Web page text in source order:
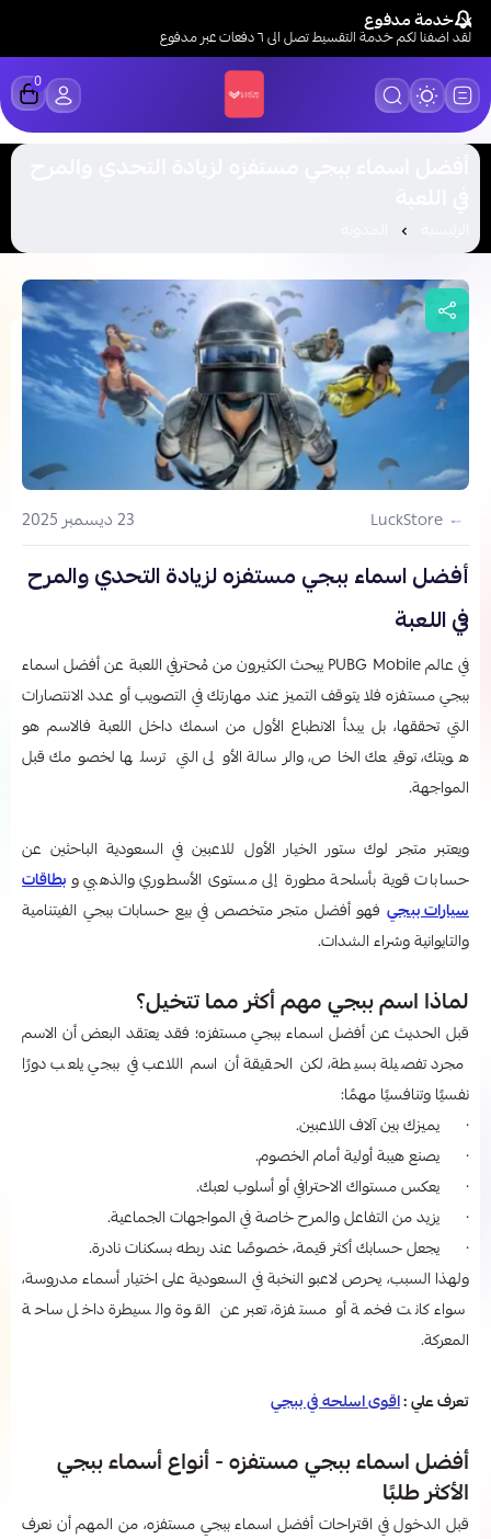
خدمة مدفوع
لقد اضفنا لكم خدمة التقسيط تصل الى ٦ دفعات عبر مدفوع
LUCK STORE
0
LuckStore 23 ديسمبر 2025
أفضل اسماء ببجي مستفزه لزيادة التحدي والمرح
في اللعبة
في عالم PUBG Mobile يبحث الكثيرون من مُحترفي اللعبة عن أفضل اسماء
ببجي مستفزه​ فلا يتوقف التميز عند مهارتك في التصويب أو عدد الانتصارات
التي تحققها، بل يبدأ الانطباع الأول من اسمك داخل اللعبة فالاسم هو
هويتك، توقيعك الخاص، والرسالة الأولى التي ترسلها لخصومك قبل
المواجهة.
ويعتبر متجر لوك ستور الخيار الأول للاعبين في السعودية الباحثين عن
حسابات قوية بأسلحة مطورة إلى مستوى الأسطوري والذهبي و بطاقات
سيارات ببجي فهو أفضل متجر متخصص في بيع حسابات ببجي الفيتنامية
والتايوانية وشراء الشدات.
لماذا اسم ببجي مهم أكثر مما تتخيل؟
قبل الحديث عن أفضل اسماء ببجي مستفزه​؛ فقد يعتقد البعض أن الاسم
مجرد تفصيلة بسيطة، لكن الحقيقة أن اسم اللاعب في ببجي يلعب دورًا
نفسيًا وتنافسيًا مهمًا:
· يميزك بين آلاف اللاعبين.
· يصنع هيبة أولية أمام الخصوم.
· يعكس مستواك الاحترافي أو أسلوب لعبك.
· يزيد من التفاعل والمرح خاصة في المواجهات الجماعية.
· يجعل حسابك أكثر قيمة، خصوصًا عند ربطه بسكنات نادرة.
ولهذا السبب، يحرص لاعبو النخبة في السعودية على اختيار أسماء مدروسة،
سواء كانت فخمة أو مستفزة، تعبر عن القوة والسيطرة داخل ساحة
المعركة.
تعرف علي :اقوى اسلحه في ببجي
أفضل اسماء ببجي مستفزه​ - أنواع أسماء ببجي
الأكثر طلبًا
قبل الدخول في اقتراحات أفضل اسماء ببجي مستفزه​، من المهم أن نعرف